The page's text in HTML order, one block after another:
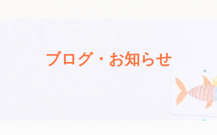
ブログ・お知らせ